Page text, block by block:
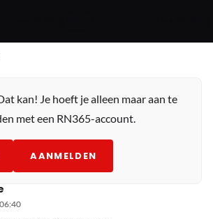
kan! Je hoeft je alleen maar aan te
met een RN365-account.
AANMELDEN